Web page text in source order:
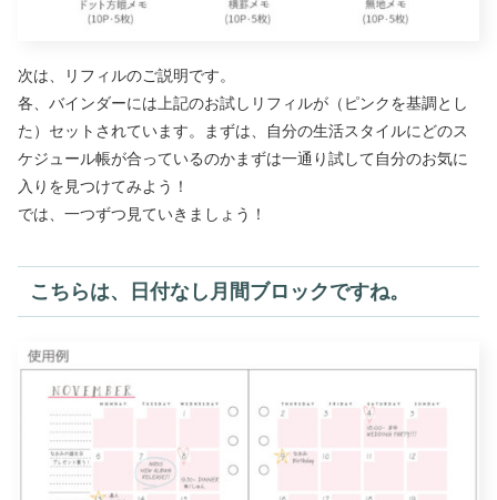
次は、リフィルのご説明です。
各、バインダーには上記のお試しリフィルが（ピンクを基調とし
た）セットされています。まずは、自分の生活スタイルにどのス
ケジュール帳が合っているのかまずは一通り試して自分のお気に
入りを見つけてみよう！
では、一つずつ見ていきましょう！
こちらは、日付なし月間ブロックですね。